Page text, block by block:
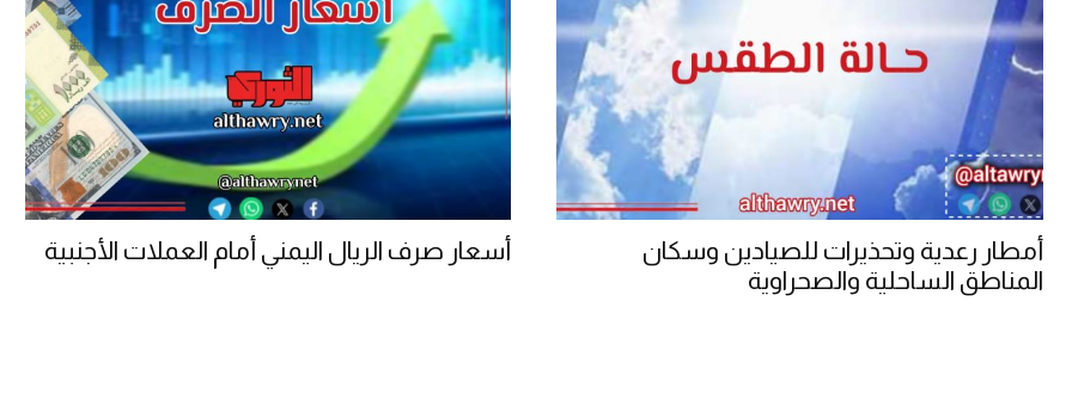
أمطار رعدية وتحذيرات للصيادين وسكان
المناطق الساحلية والصحراوية
أسعار صرف الريال اليمني أمام العملات الأجنبية